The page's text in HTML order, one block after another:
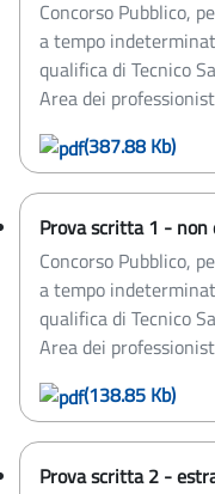
Concorso Pubblico,
a tempo
qualifica di Tecnico
Area dei
(387.88 Kb)
Prova scritta 1 -
Concorso Pubblico,
a tempo
qualifica di Tecnico
Area dei
(138.85 Kb)
Prova scritta 2 -